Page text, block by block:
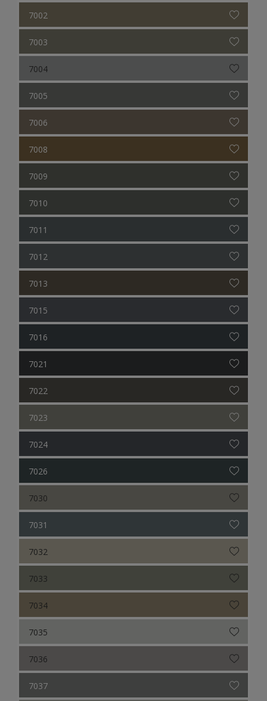
7002
7003
7004
7005
7006
7008
7009
7010
7011
7012
7013
7015
7016
7021
7022
7023
7024
7026
7030
7031
7032
7033
7034
7035
7036
7037